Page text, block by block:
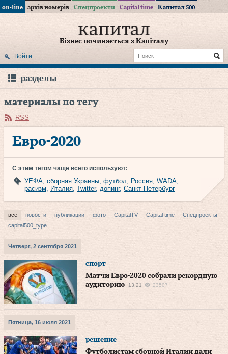
on-line архів номерів Спецпроекти Capital time Капитал 500
Бізнес починається з Капіталу
Войти
разделы
материалы по тегу
RSS
Евро-2020
С этим тегом чаще всего используют:
УЕФА, сборная Украины, футбол, Россия, WADA,
расизм, Италия, Twitter, допинг, Санкт-Петербург
все новости публикации фото CapitalTV Capital time
Спецпроекты
capital500_type
Четверг, 2 сентября 2021
спорт
Матчи Евро-2020 собрали рекордную
аудиторию
13:21 23507
Пятница, 16 июля 2021
решение
Футболистам сборной Италии дали